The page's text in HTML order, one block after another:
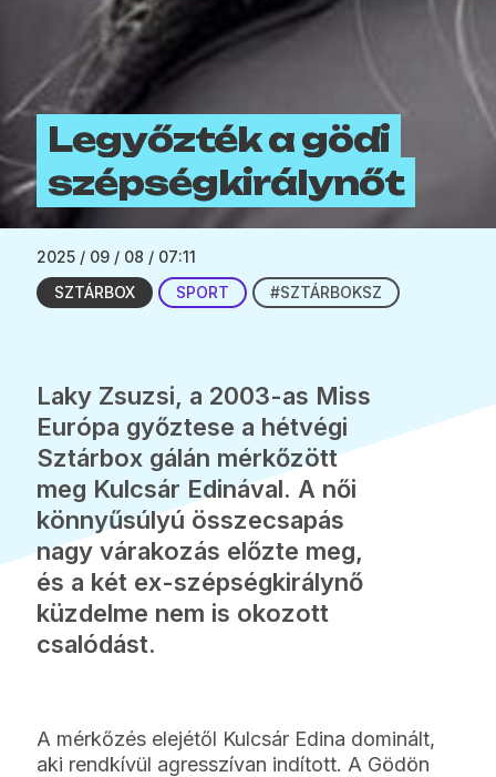
Legyőzték a gödi
szépségkirálynőt
2025 / 09 / 08 / 07:11
SZTÁRBOX
SPORT #SZTÁRBOKSZ
Laky Zsuzsi, a 2003-as Miss
Európa győztese a hétvégi
Sztárbox gálán mérkőzött
meg Kulcsár Edinával. A női
könnyűsúlyú összecsapás
nagy várakozás előzte meg,
és a két ex-szépségkirálynő
küzdelme nem is okozott
csalódást.
A mérkőzés elejétől Kulcsár Edina dominált,
aki rendkívül agresszívan indított. A Gödön